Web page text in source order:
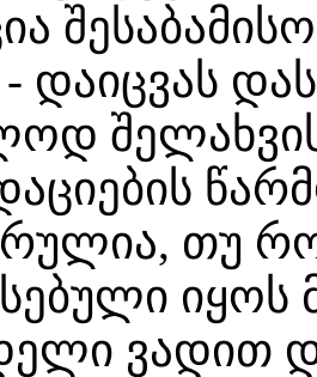
- დაიცვას
თუ
იყოს
ვადით